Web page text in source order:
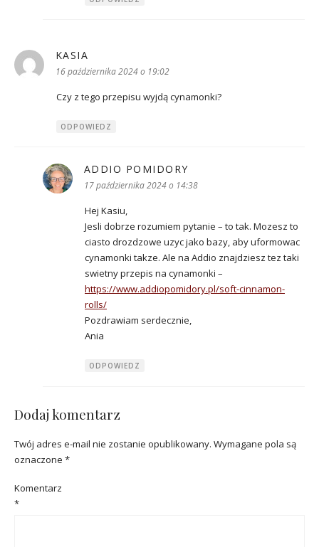
KASIA
16 października 2024 o 19:02
Czy z tego przepisu wyjdą cynamonki?
ODPOWIEDZ
ADDIO POMIDORY
17 października 2024 o 14:38
Hej Kasiu,
Jesli dobrze rozumiem pytanie – to tak. Mozesz to
ciasto drozdzowe uzyc jako bazy, aby uformowac
cynamonki takze. Ale na Addio znajdziesz tez taki
swietny przepis na cynamonki –
https://www.addiopomidory.pl/soft-cinnamon-
rolls/
Pozdrawiam serdecznie,
Ania
ODPOWIEDZ
Dodaj komentarz
Twój adres e-mail nie zostanie opublikowany. Wymagane pola są
oznaczone *
Komentarz
*